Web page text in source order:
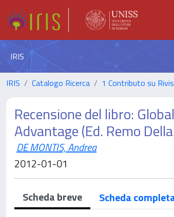
IRIS
IRIS Catalogo Ricerca 1 Contributo su
Recensione del libro:
Advantage (Ed. Remo
DE MONTIS, Andrea
2012-01-01
Scheda breve Scheda